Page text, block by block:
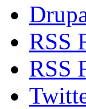
RSS
RSS